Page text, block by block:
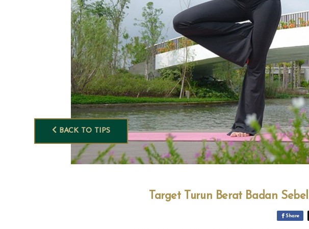
BACK TO TIPS
Target Turun Berat Badan
Share